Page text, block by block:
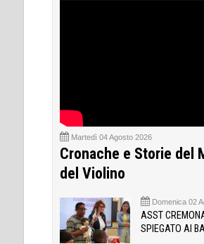
Martedì 04 Agosto 2026
Cronache e Storie del
del Violino
Domenica 02
ASST
SPIEGATO AI